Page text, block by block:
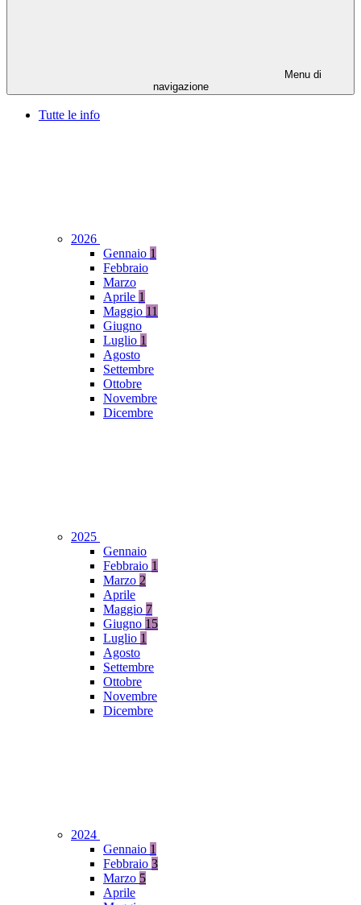
Menu di
navigazione
Tutte le info
2026
Gennaio 1
Febbraio
Marzo
Aprile 1
Maggio 11
Giugno
Luglio 1
Agosto
Settembre
Ottobre
Novembre
Dicembre
2025
Gennaio
Febbraio 1
Marzo 2
Aprile
Maggio 7
Giugno 15
Luglio 1
Agosto
Settembre
Ottobre
Novembre
Dicembre
2024
Gennaio 1
Febbraio 3
Marzo 5
Aprile